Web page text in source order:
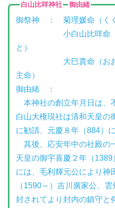
白山比咩神社 御由緒
御祭神 ： 菊理媛命（くく
小白山比咩命（こ
と）
大巳貴命（おおな
主命）
御由緒 ：
本神社の創立年月日は、
白山大権現社は清和天皇の
に勧請、元慶８年（884）
其後、応安年中の社殿の
天皇の御宇喜慶２年（
には、毛利輝元公により神
（1590～）吉川廣家公、
封されてより封内の鎮守と